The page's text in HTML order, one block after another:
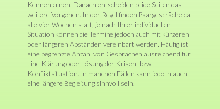
Kennenlernen. Danach entscheiden beide Seiten das
weitere Vorgehen. In der Regel finden Paargespräche ca.
alle vier Wochen statt, je nach Ihrer individuellen
Situation können die Termine jedoch auch mit kürzeren
oder längeren Abständen vereinbart werden. Häufig ist
eine begrenzte Anzahl von Gesprächen ausreichend für
eine Klärung oder Lösung der Krisen- bzw.
Konfliktsituation. In manchen Fällen kann jedoch auch
eine längere Begleitung sinnvoll sein.